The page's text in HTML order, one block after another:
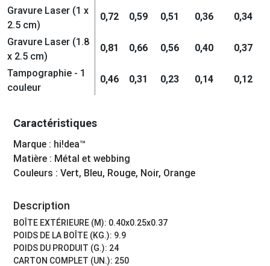
Gravure Laser (1 x
2.5 cm)
0,72 0,59 0,51 0,36 0,34
Gravure Laser (1.8
x 2.5 cm)
0,81 0,66 0,56 0,40 0,37
Tampographie - 1
couleur
0,46 0,31 0,23 0,14 0,12
Caractéristiques
Marque : hi!dea™
Matière : Métal et webbing
Couleurs : Vert, Bleu, Rouge, Noir, Orange
Description
BOÎTE EXTÉRIEURE (M): 0.40x0.25x0.37
POIDS DE LA BOÎTE (KG.): 9.9
POIDS DU PRODUIT (G.): 24
CARTON COMPLET (UN.): 250